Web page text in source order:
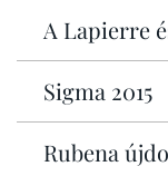
A Lapierre
Sigma 2015
Rubena